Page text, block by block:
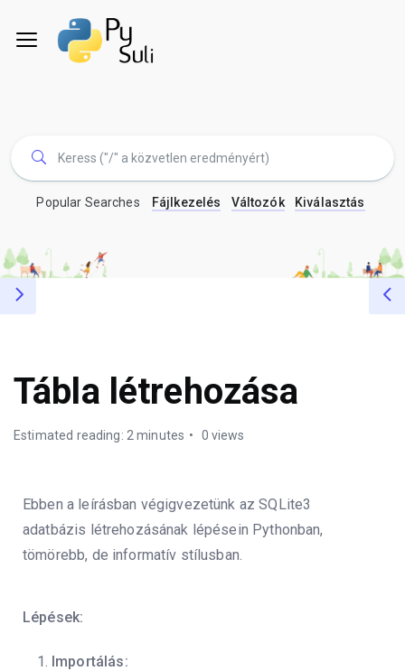
Popular Searches Fájlkezelés Változók Kiválasztás
Tábla létrehozása
Estimated reading: 2 minutes 0 views
Ebben a leírásban végigvezetünk az SQLite3
adatbázis létrehozásának lépésein Pythonban,
tömörebb, de informatív stílusban.
Lépések:
Importálás: